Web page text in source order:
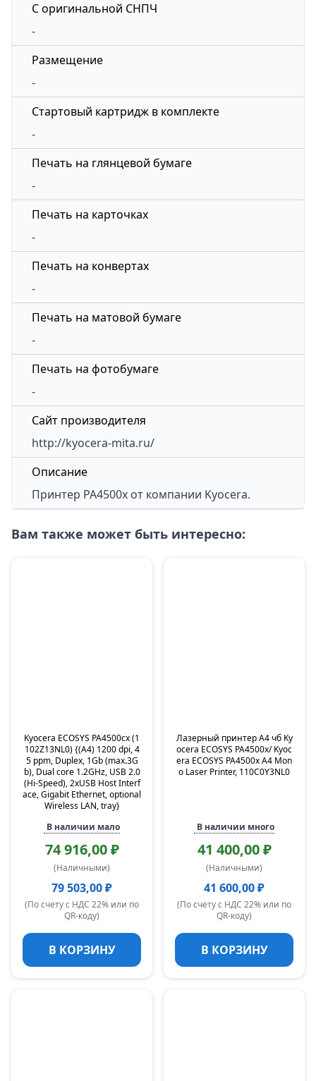
С оригинальной СНПЧ
-
Размещение
-
Стартовый картридж в комплекте
-
Печать на глянцевой бумаге
-
Печать на карточках
-
Печать на конвертах
-
Печать на матовой бумаге
-
Печать на фотобумаге
-
Сайт производителя
http://kyocera-mita.ru/
Описание
Принтер PA4500x от компании Kyocera.
Вам также может быть интересно:
Kyocera ECOSYS PA4500cx (1
102Z13NL0) {(A4) 1200 dpi, 4
5 ppm, Duplex, 1Gb (max.3G
b), Dual core 1.2GHz, USB 2.0
(Hi-Speed), 2xUSB Host Interf
ace, Gigabit Ethernet, optional
Wireless LAN, tray}
В наличии мало
74 916,00 ₽
(Наличными)
79 503,00 ₽
(По счету с НДС 22% или по
QR-коду)
В КОРЗИНУ
Лазерный принтер А4 чб Ky
ocera ECOSYS PA4500x/ Kyoc
era ECOSYS PA4500x A4 Mon
o Laser Printer, 110C0Y3NL0
В наличии много
41 400,00 ₽
(Наличными)
41 600,00 ₽
(По счету с НДС 22% или по
QR-коду)
В КОРЗИНУ